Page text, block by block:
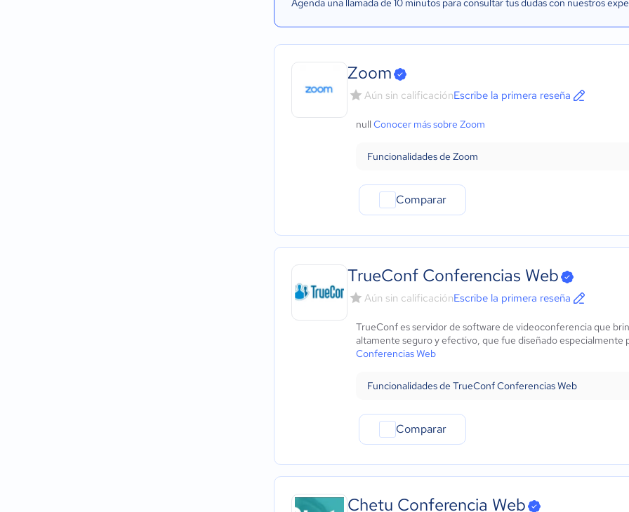
Agenda una llamada de 10 minutos para consultar tus dudas con nuestros
Zoom
Aún sin calificaciónEscribe la primera reseña
null Conocer más sobre Zoom
Funcionalidades de Zoom
Comparar
TrueConf Conferencias Web
Aún sin calificaciónEscribe la primera reseña
TrueConf es servidor de software de videoconferencia que
altamente seguro y efectivo, que fue diseñado especialmente
Conferencias Web
Funcionalidades de TrueConf Conferencias Web
Comparar
Chetu Conferencia Web